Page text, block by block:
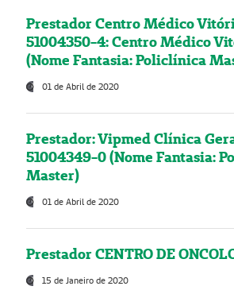
Prestador Centro Médico
51004350-4: Centro Médico
(Nome Fantasia: Policlínica
01 de Abril de 2020
Prestador: Vipmed Clínica
51004349-0 (Nome Fantasia:
Master)
01 de Abril de 2020
Prestador CENTRO DE
15 de Janeiro de 2020